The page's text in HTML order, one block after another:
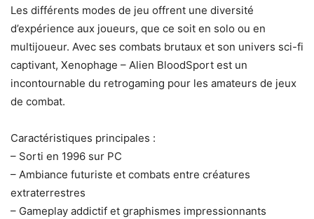
Les différents modes de jeu offrent une diversité
d’expérience aux joueurs, que ce soit en solo ou en
multijoueur. Avec ses combats brutaux et son univers sci-fi
captivant, Xenophage – Alien BloodSport est un
incontournable du retrogaming pour les amateurs de jeux
de combat.
Caractéristiques principales :
– Sorti en 1996 sur PC
– Ambiance futuriste et combats entre créatures
extraterrestres
– Gameplay addictif et graphismes impressionnants